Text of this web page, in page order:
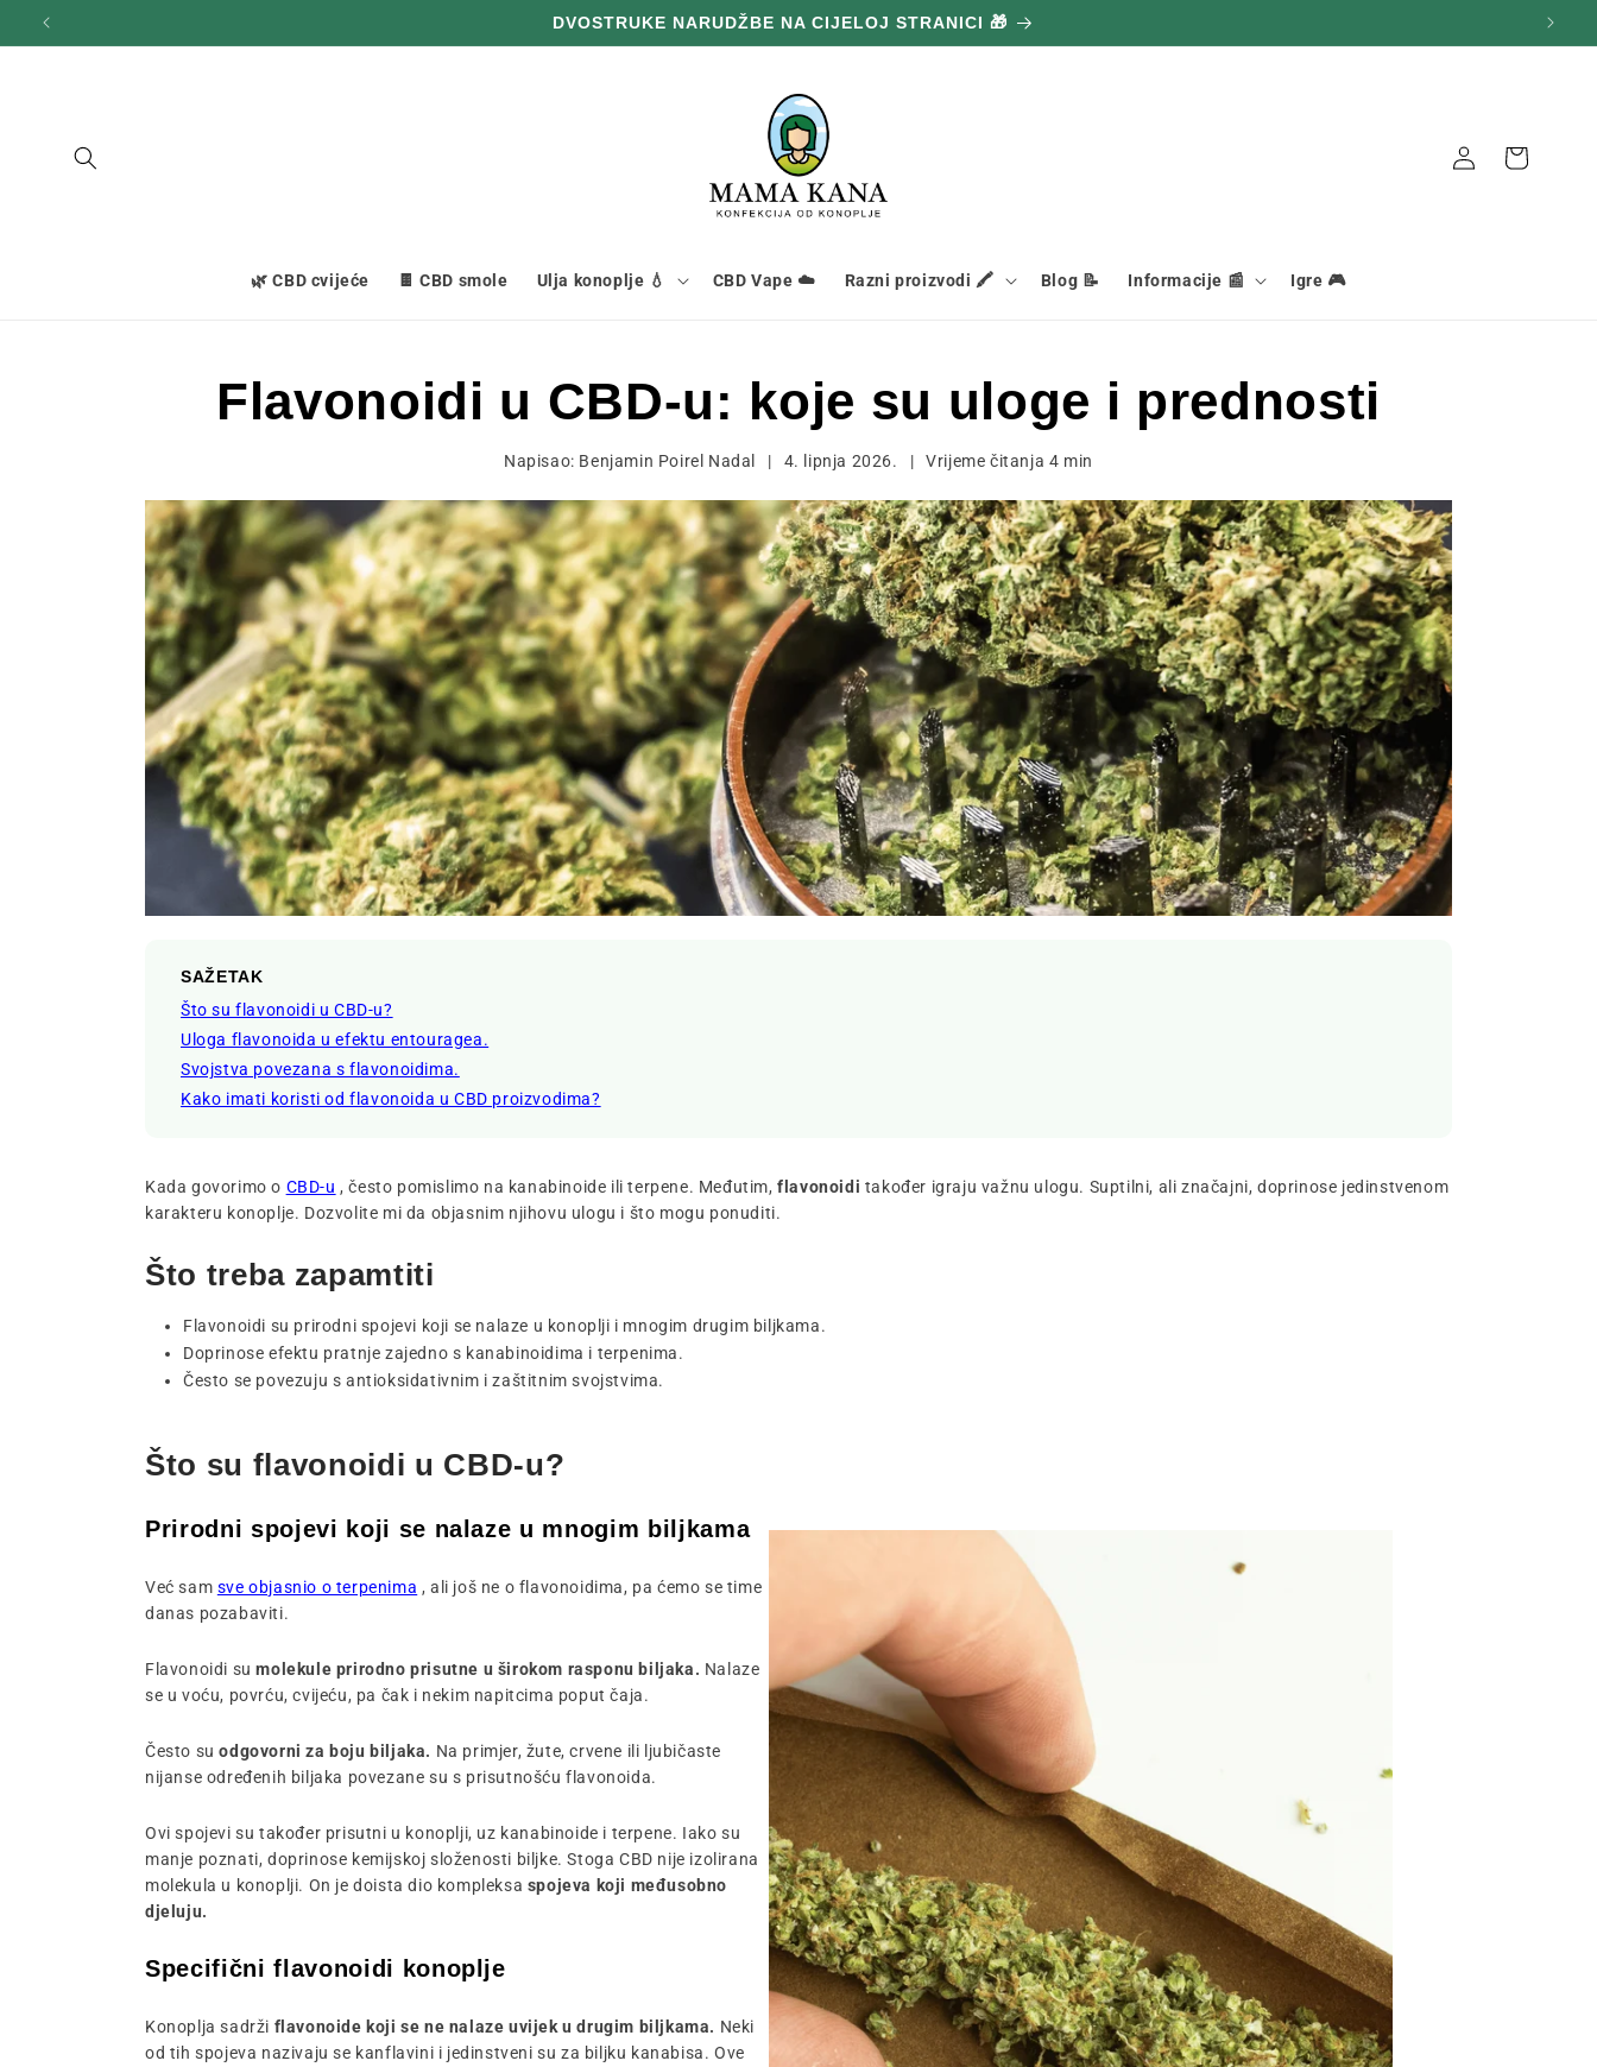
na
sadržaj
DVOSTRUKE NARUDŽBE NA CIJELOJ STRANICI 🎁
🌿 CBD cvijeće 🍫 CBD smole Ulja konoplje 💧 CBD Vape ☁️ Razni proizvodi 🖍️ Blog 📝 Informacije 📰 Igre 🎮
Veza Košara
Flavonoidi u CBD-u: koje su uloge i prednosti
Napisao: Benjamin Poirel Nadal | 4. lipnja 2026. | Vrijeme čitanja 4 min
SAŽETAK
Što su flavonoidi u CBD-u?
Uloga flavonoida u efektu entouragea.
Svojstva povezana s flavonoidima.
Kako imati koristi od flavonoida u CBD proizvodima?
Kada govorimo o CBD-u , često pomislimo na kanabinoide ili terpene. Međutim, flavonoidi također igraju važnu ulogu. Suptilni, ali značajni, doprinose jedinstvenom
karakteru konoplje. Dozvolite mi da objasnim njihovu ulogu i što mogu ponuditi.
Što treba zapamtiti
Flavonoidi su prirodni spojevi koji se nalaze u konoplji i mnogim drugim biljkama.
Doprinose efektu pratnje zajedno s kanabinoidima i terpenima.
Često se povezuju s antioksidativnim i zaštitnim svojstvima.
Što su flavonoidi u CBD-u?
Prirodni spojevi koji se nalaze u mnogim biljkama
Već sam sve objasnio o terpenima , ali još ne o flavonoidima, pa ćemo se time
danas pozabaviti.
Flavonoidi su molekule prirodno prisutne u širokom rasponu biljaka. Nalaze
se u voću, povrću, cvijeću, pa čak i nekim napitcima poput čaja.
Često su odgovorni za boju biljaka. Na primjer, žute, crvene ili ljubičaste
nijanse određenih biljaka povezane su s prisutnošću flavonoida.
Ovi spojevi su također prisutni u konoplji, uz kanabinoide i terpene. Iako su
manje poznati, doprinose kemijskoj složenosti biljke. Stoga CBD nije izolirana
molekula u konoplji. On je doista dio kompleksa spojeva koji međusobno
djeluju.
Specifični flavonoidi konoplje
Konoplja sadrži flavonoide koji se ne nalaze uvijek u drugim biljkama. Neki
od tih spojeva nazivaju se kanflavini i jedinstveni su za biljku kanabisa. Ove